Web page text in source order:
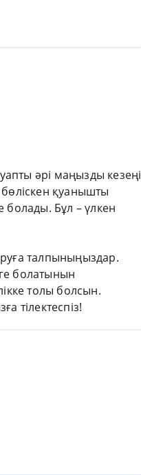
әрі маңызды кезеңі
қуанышты
болады. Бұл – үлкен
талпыныңыздар.
болатынын
толы болсын.
тілектеспіз!